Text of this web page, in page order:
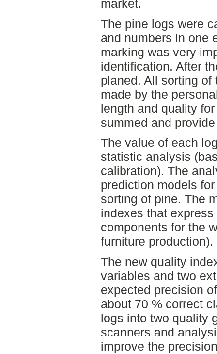
market.
The pine logs were
and numbers in one
marking was very
identification. After
planed. All sorting of
made by the
length and quality
summed and
The value of each
statistic analysis
calibration). The
prediction models
sorting of pine. The
indexes that
components for the
furniture production).
The new quality
variables and two
expected precision
about 70 % correct
logs into two quality
scanners and
improve the